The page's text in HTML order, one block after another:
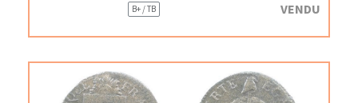
B+ / TB VENDU